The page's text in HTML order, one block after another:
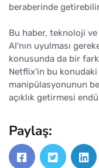
beraberinde
Bu haber, teknoloji
AI'nın uyulması
konusunda da bir
Netflix'in bu konudaki
manipülasyonunun
açıklık getirmesi
Paylaş: